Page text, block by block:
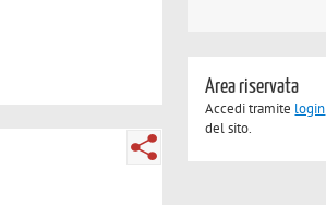
Area riservata
Accedi tramite login
del sito.